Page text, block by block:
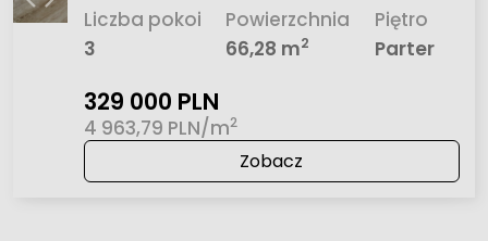
Liczba pokoi
3
Powierzchnia
66,28 m2
Piętro
Parter
329 000 PLN
4 963,79 PLN/m2
Zobacz